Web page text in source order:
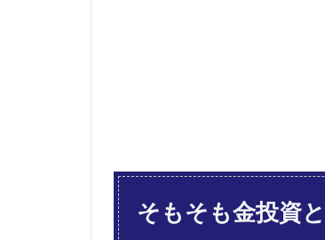
入
2.1.1
金地金
そもそも金投資